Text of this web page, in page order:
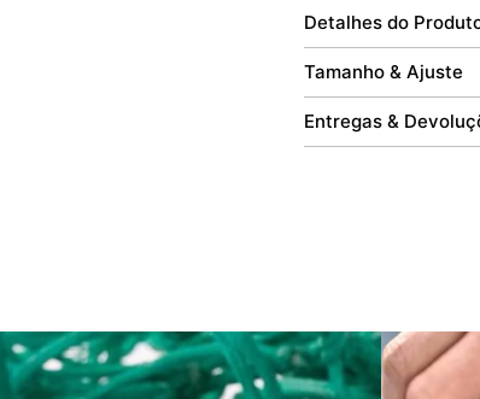
Detalhes do
Tamanho & Ajuste
Entregas &